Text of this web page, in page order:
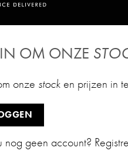
OM ONZE
onze stock en prijzen in
nog geen account?